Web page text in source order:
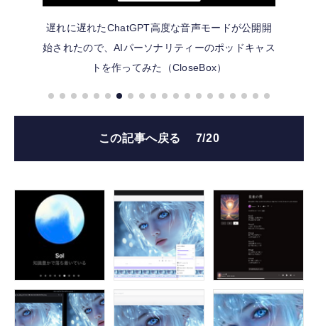
遅れに遅れたChatGPT高度な音声モードが公開開
始されたので、AIパーソナリティーのポッドキャス
トを作ってみた（CloseBox）
この記事へ戻る 7/20